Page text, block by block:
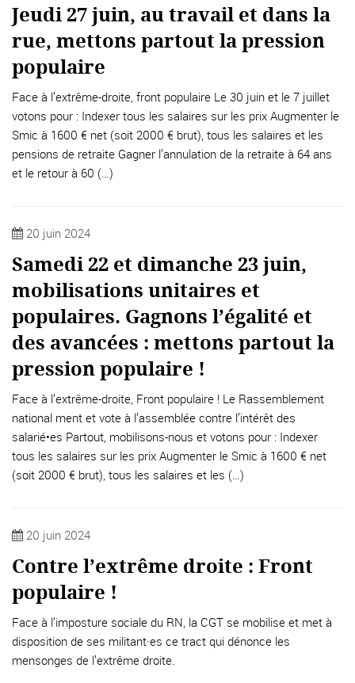
Jeudi 27 juin, au travail et dans la
rue, mettons partout la pression
populaire
Face à l’extrême-droite, front populaire Le 30 juin et le 7 juillet
votons pour : Indexer tous les salaires sur les prix Augmenter le
Smic à 1600 € net (soit 2000 € brut), tous les salaires et les
pensions de retraite Gagner l’annulation de la retraite à 64 ans
et le retour à 60 (…)
20 juin 2024
Samedi 22 et dimanche 23 juin,
mobilisations unitaires et
populaires. Gagnons l’égalité et
des avancées : mettons partout la
pression populaire !
Face à l’extrême-droite, Front populaire ! Le Rassemblement
national ment et vote à l’assemblée contre l’intérêt des
salarié•es Partout, mobilisons-nous et votons pour : Indexer
tous les salaires sur les prix Augmenter le Smic à 1600 € net
(soit 2000 € brut), tous les salaires et les (…)
20 juin 2024
Contre l’extrême droite : Front
populaire !
Face à l’imposture sociale du RN, la CGT se mobilise et met à
disposition de ses militant·es ce tract qui dénonce les
mensonges de l’extrême droite.